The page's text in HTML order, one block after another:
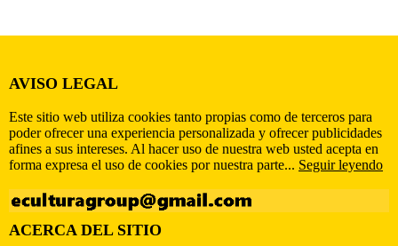
AVISO LEGAL
Este sitio web utiliza cookies tanto propias como de terceros para
poder ofrecer una experiencia personalizada y ofrecer publicidades
afines a sus intereses. Al hacer uso de nuestra web usted acepta en
forma expresa el uso de cookies por nuestra parte... Seguir leyendo
ACERCA DEL SITIO